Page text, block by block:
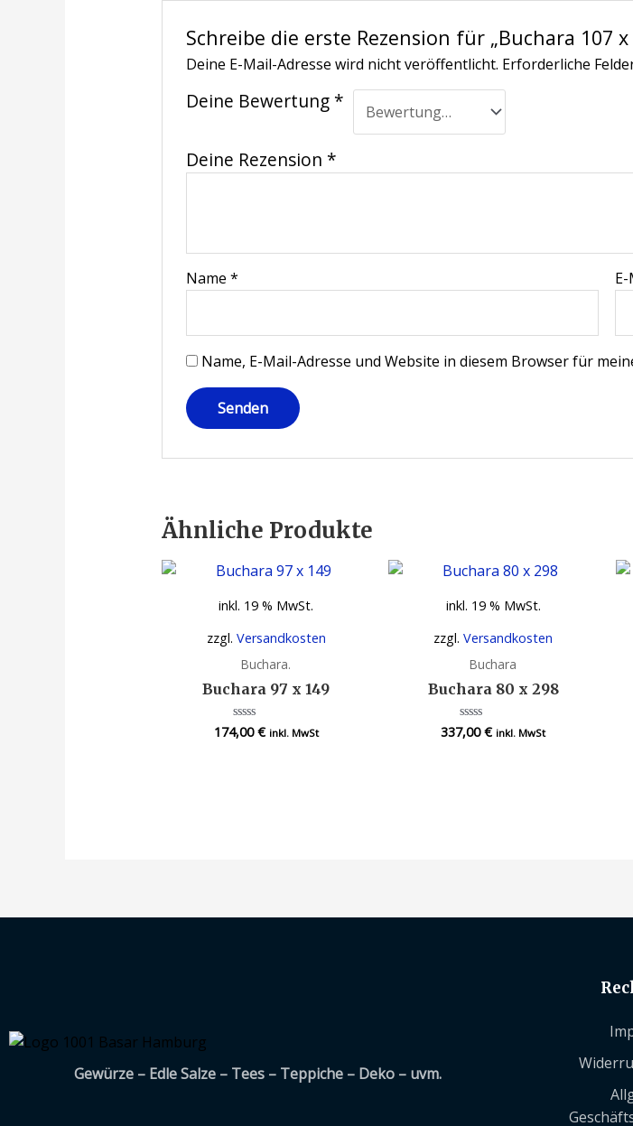
Schreibe die erste Rezension für „Buchara 107 x
Deine E-Mail-Adresse wird nicht veröffentlicht. Erforderliche
Deine Bewertung *
Deine Rezension *
Name*
Name, E-Mail-Adresse und Website in diesem Browser für
Ähnliche Produkte
inkl. 19 % MwSt.
zzgl. Versandkosten
Buchara.
Buchara 97 x 149
Bewertet
mit
174,00€ inkl. MwSt
inkl. 19 % MwSt.
zzgl.Versandkosten
Buchara
Buchara 80 x 298
Bewertet
mit
337,00€ inkl. MwSt
Gewürze – Edle Salze – Tees – Teppiche – Deko – uvm.